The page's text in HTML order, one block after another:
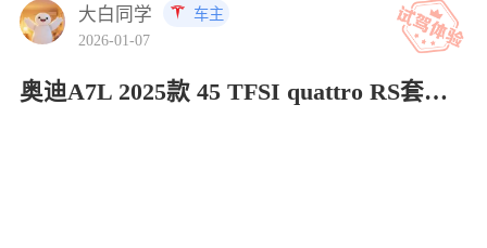
大白同学
车主
2026-01-07
奥迪A7L 2025款 45 TFSI quattro RS套件竞速版